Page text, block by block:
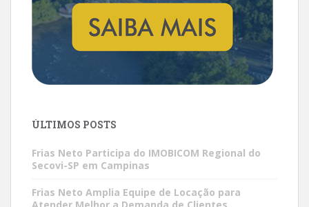
ÚLTIMOS POSTS
Frias Neto Participa do IMOBICOM Regional do
Secovi-SP em Campinas
Frias Neto Amplia Equipe de Locação para
Atender Melhor a Demanda de Clientes